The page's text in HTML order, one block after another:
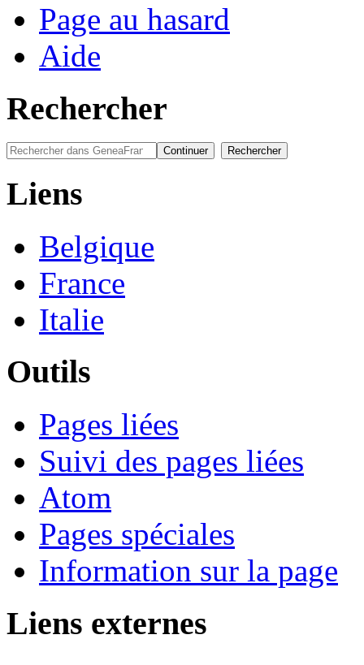
Page au hasard
Aide
Rechercher
Liens
Belgique
France
Italie
Outils
Pages liées
Suivi des pages liées
Atom
Pages spéciales
Information sur la page
Liens externes